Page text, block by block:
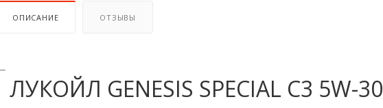
ОПИСАНИЕ ОТЗЫВЫ
ЛУКОЙЛ GENESIS SPECIAL С3 5W-30